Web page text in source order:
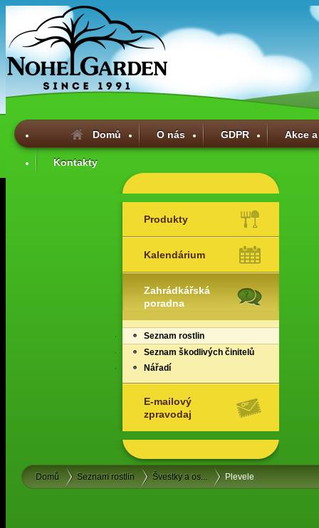
Domů O nás GDPR Akce
Kontakty
Produkty
Kalendárium
Zahrádkářská
poradna
Seznam rostlin
Seznam škodlivých činitelů
Nářadí
E-mailový
zpravodaj
Domů Seznam rostlin Švestky a os... Plevele